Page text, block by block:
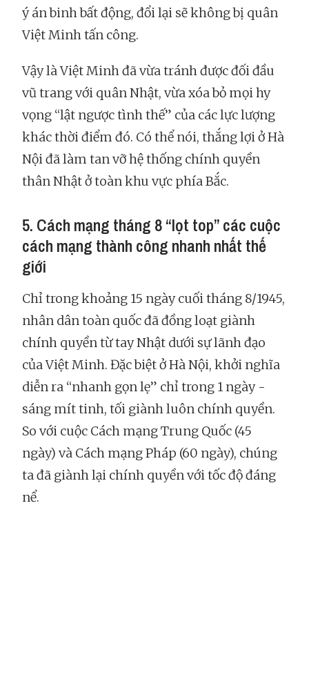
ý án binh bất động, đổi lại sẽ không bị quân
Việt Minh tấn công.
Vậy là Việt Minh đã vừa tránh được đối đầu
vũ trang với quân Nhật, vừa xóa bỏ mọi hy
vọng “lật ngược tình thế” của các lực lượng
khác thời điểm đó. Có thể nói, thắng lợi ở Hà
Nội đã làm tan vỡ hệ thống chính quyền
thân Nhật ở toàn khu vực phía Bắc.
5. Cách mạng tháng 8 “lọt top” các cuộc
cách mạng thành công nhanh nhất thế
giới
Chỉ trong khoảng 15 ngày cuối tháng 8/1945,
nhân dân toàn quốc đã đồng loạt giành
chính quyền từ tay Nhật dưới sự lãnh đạo
của Việt Minh. Đặc biệt ở Hà Nội, khởi nghĩa
diễn ra “nhanh gọn lẹ” chỉ trong 1 ngày -
sáng mít tinh, tối giành luôn chính quyền.
So với cuộc Cách mạng Trung Quốc (45
ngày) và Cách mạng Pháp (60 ngày), chúng
ta đã giành lại chính quyền với tốc độ đáng
nể.